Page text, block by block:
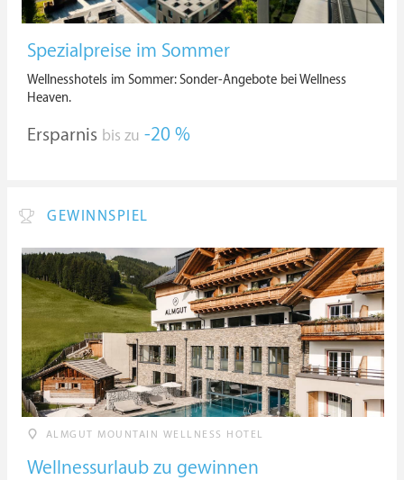
Spezialpreise im Sommer
Wellnesshotels im Sommer: Sonder-Angebote bei Wellness
Heaven.
Ersparnis bis zu -20 %
GEWINNSPIEL
ALMGUT MOUNTAIN WELLNESS HOTEL
Wellnessurlaub zu gewinnen